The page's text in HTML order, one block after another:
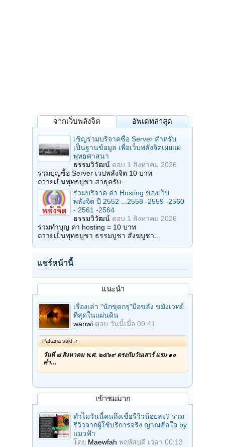
จากเว็บพลังจิต อัพเดทล่าสุด
เชิญร่วมบริจาคซื้อ Server สำหรับ
เป็นฐานข้อมูล เพื่อเว็บพลังจิตเผยแผ่
พุทธศาสนา
ธรรมวิวัฒน์ ตอบ 1 สิงหาคม 2026
ร่วมบุญซื้อ Server เวปพลังจิต 10 บาท
ถวายเป็นพุทธบูชา สาธุครับ…
ร่วมบริจาค ค่า Hosting ของเว็บ
พลังจิต ปี 2552 ...2558 -2559 -2560
- 2561 -2564
ธรรมวิวัฒน์ ตอบ 1 สิงหาคม 2026
ร่วมทำบุญ ค่า hosting = 10 บาท
ถวายเป็นพุทธบูชา ธรรมบูชา สังฆบูชา…
แชร์หน้านี้
แนะนำ
เรื่องเล่า "นักขุดกรุ"มือขลัง ขมังเวทย์
ที่สุดในแผ่นดิน
wanwi ตอบ วันนี้เมื่อ 09:41
Pattana said: ↑
วันที่ ๘ สิงหาคม พ.ศ. ๒๕๖๙ ตรงกับวันเสาร์ แรม ๑๐
ค่ำ…
เข้าชมมาก
ทำไมวันนี้คนถึงเชื่อรีวิวน้อยลง? รวม
รีวิวจากผู้ใช้บริการจริง ญาณฮีลใจ by
แมวฟ้า
โดย Maewfah พฤหัสบดี เวลา 00:13